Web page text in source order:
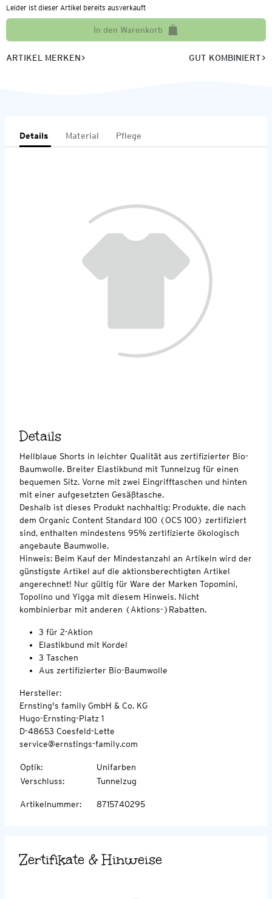
Leider ist dieser Artikel bereits ausverkauft
In den Warenkorb
ARTIKEL MERKEN GUT KOMBINIERT
Details Material Pflege
Details
Hellblaue Shorts in leichter Qualität aus zertifizierter Bio-
Baumwolle. Breiter Elastikbund mit Tunnelzug für einen
bequemen Sitz. Vorne mit zwei Eingrifftaschen und hinten
mit einer aufgesetzten Gesäßtasche.
Deshalb ist dieses Produkt nachhaltig: Produkte, die nach
dem Organic Content Standard 100 (OCS 100) zertifiziert
sind, enthalten mindestens 95% zertifizierte ökologisch
angebaute Baumwolle.
Hinweis: Beim Kauf der Mindestanzahl an Artikeln wird der
günstigste Artikel auf die aktionsberechtigten Artikel
angerechnet! Nur gültig für Ware der Marken Topomini,
Topolino und Yigga mit diesem Hinweis. Nicht
kombinierbar mit anderen (Aktions-)Rabatten.
3 für 2-Aktion
Elastikbund mit Kordel
3 Taschen
Aus zertifizierter Bio-Baumwolle
Hersteller:
Ernsting's family GmbH & Co. KG
Hugo-Ernsting-Platz 1
D-48653 Coesfeld-Lette
service@ernstings-family.com
Optik:
Unifarben
Verschluss: Tunnelzug
Artikelnummer: 8715740295
Zertifikate & Hinweise